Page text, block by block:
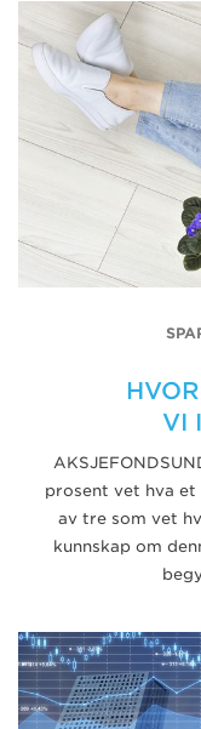
VI
prosent vet hva et
av tre som vet
kunnskap om